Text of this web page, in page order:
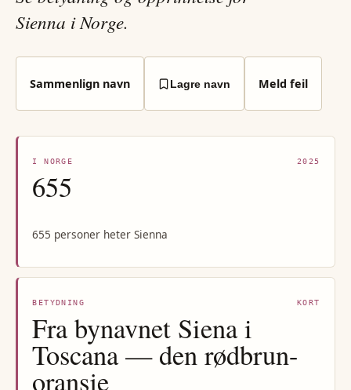
Sienna i Norge.
Sammenlign navn Lagre navn Meld feil
I NORGE 2025
655
655 personer heter Sienna
BETYDNING KORT
Fra bynavnet Siena i
Toscana — den rødbrun-
oransje